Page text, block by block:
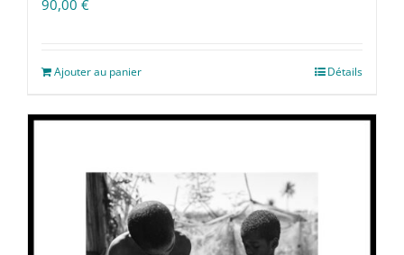
90,00 €
Ajouter au panier Détails